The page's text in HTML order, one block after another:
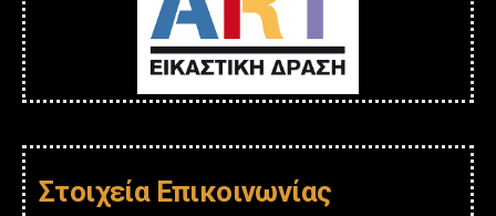
Στοιχεία Επικοινωνίας